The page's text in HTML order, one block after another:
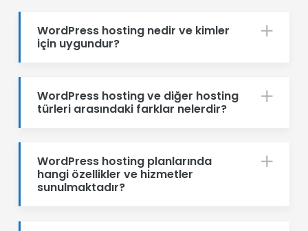
WordPress hosting nedir ve kimler
için uygundur?
WordPress hosting ve diğer hosting
türleri arasındaki farklar nelerdir?
WordPress hosting planlarında
hangi özellikler ve hizmetler
sunulmaktadır?